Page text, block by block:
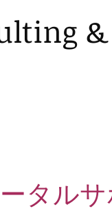
タル